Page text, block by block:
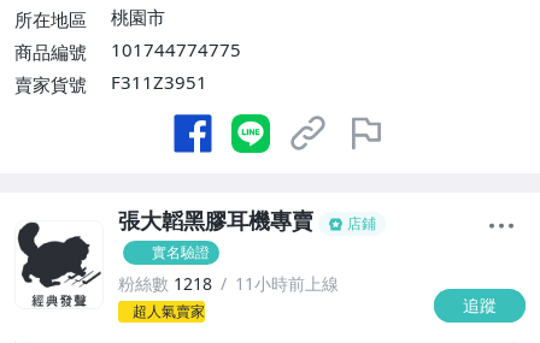
所在地區
桃園市
商品編號
101744774775
賣家貨號
F311Z3951
張大韜黑膠耳機專賣
店鋪
實名驗證
粉絲數 1218 11小時前上線
超人氣賣家 追蹤